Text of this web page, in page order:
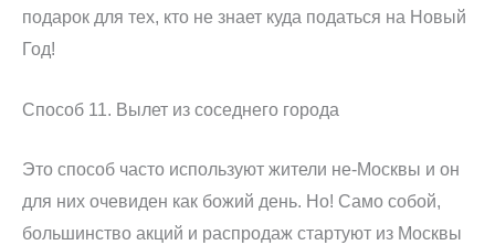
подарок для тех, кто не знает куда податься на Новый
Год!
Способ 11. Вылет из соседнего города
Это способ часто используют жители не-Москвы и он
для них очевиден как божий день. Но! Само собой,
большинство акций и распродаж стартуют из Москвы